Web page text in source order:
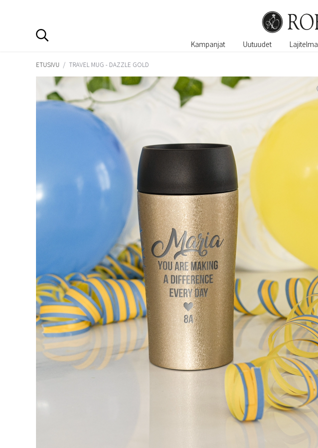
Kampanjat Uutuudet Lajitelma
ETUSIVU / TRAVEL MUG - DAZZLE GOLD